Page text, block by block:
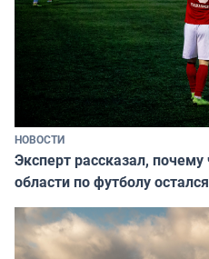
НОВОСТИ
Эксперт рассказал,
области по футболу